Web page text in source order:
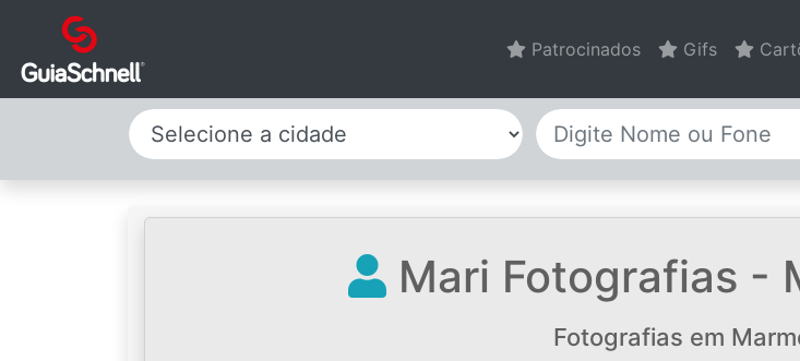
Patrocinados Gifs
Selecione a cidade
Mari Fotografias -
Fotografias em